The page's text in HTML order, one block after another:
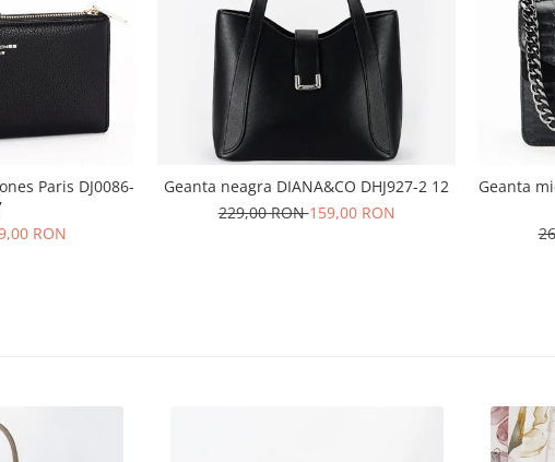
Paris DJ0086-
RON
Geanta neagra DIANA&CO DHJ927-2 12
229,00 RON159,00 RON
Geanta